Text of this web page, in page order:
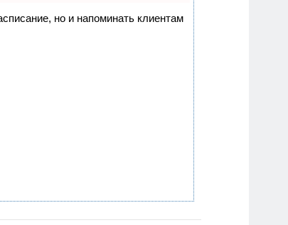
но и напоминать клиентам